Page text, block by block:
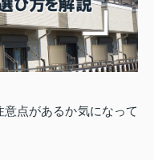
点があるか気になって